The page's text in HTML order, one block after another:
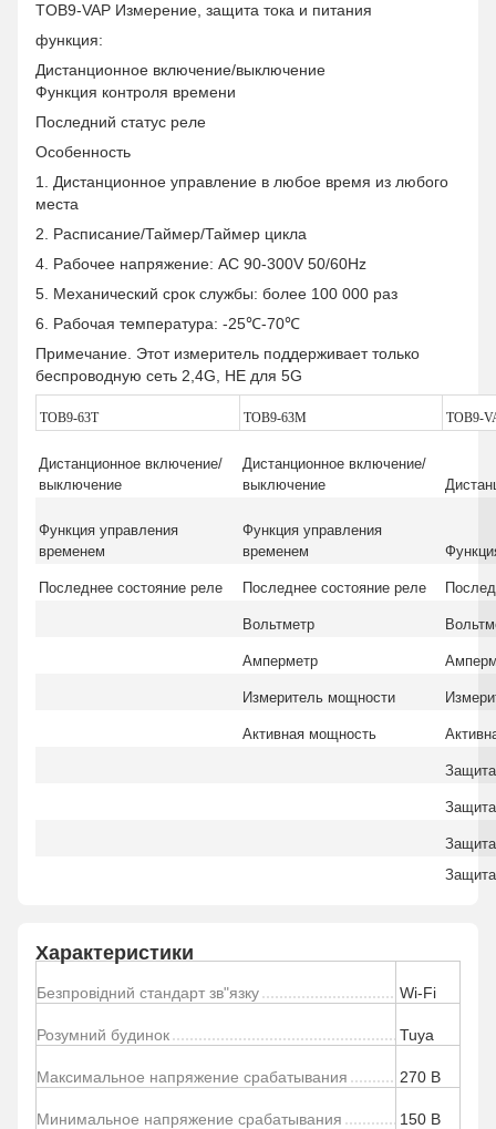
TOB9-VAP Измерение, защита тока и питания
функция:
Дистанционное включение/выключение
Функция контроля времени
Последний статус реле
Особенность
1. Дистанционное управление в любое время из любого
места
2. Расписание/Таймер/Таймер цикла
4. Рабочее напряжение: AC 90-300V 50/60Hz
5. Механический срок службы: более 100 000 раз
6. Рабочая температура: -25℃-70℃
Примечание. Этот измеритель поддерживает только
беспроводную сеть 2,4G, НЕ для 5G
TOB9-63T TOB9-63M TOB9-
Дистанционное включение/
выключение
Дистанционное включение/
выключение
Функция управления
временем
Функция управления
временем
Последнее состояние реле Последнее состояние реле
Вольтметр
Амперметр
Измеритель мощности
Активная мощность
Защита
Характеристики
Безпровідний стандарт зв"язку Wi-Fi
Розумний будинок Tuya
Максимальное напряжение срабатывания 270 В
Минимальное напряжение срабатывания 150 В